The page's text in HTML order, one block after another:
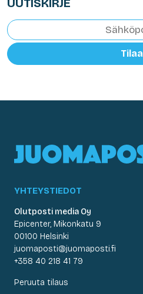
Tilaa
YHTEYSTIEDOT
Olutposti media Oy
Epicenter, Mikonkatu 9
00100 Helsinki
juomaposti@juomaposti.fi
+358 40 218 41 79
Peruuta tilaus